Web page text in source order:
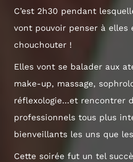
C’est 2h30 pendant
vont pouvoir penser à elles
chouchouter !
Elles vont se balader aux
make-up, massage,
réflexologie…et rencontrer
professionnels tous plus
bienveillants les uns que
Cette soirée fut un tel